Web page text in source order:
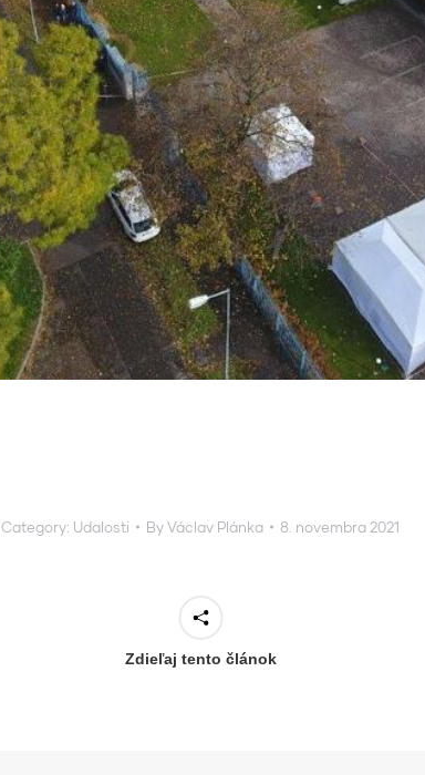
Category: Udalosti ByVáclav Plánka 8. novembra 2021
Zdieľaj tento článok